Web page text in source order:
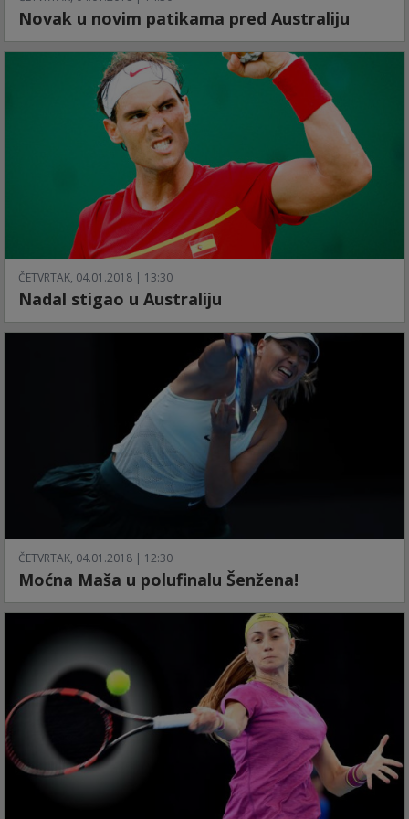
Novak u novim patikama pred Australiju
ČETVRTAK, 04.01.2018 | 13:30
Nadal stigao u Australiju
ČETVRTAK, 04.01.2018 | 12:30
Moćna Maša u polufinalu Šenžena!